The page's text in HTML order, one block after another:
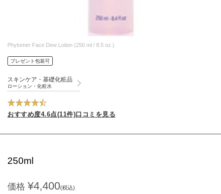
Phytomer Face Dew Lotion (250 ml / 8.5 oz.)
プレゼント包装可
スキンケア・基礎化粧品
ローション・化粧水
おすすめ度4.6点(11件)口コミを見る
250ml
価格 ¥4,400(税込)